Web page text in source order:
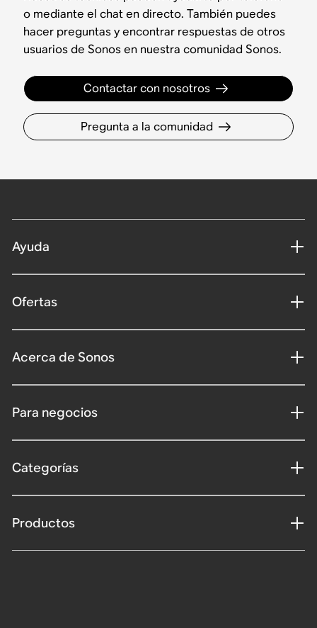
o mediante el chat en directo. También puedes
hacer preguntas y encontrar respuestas de otros
usuarios de Sonos en nuestra comunidad Sonos.
Contactar con nosotros
Pregunta a la comunidad
Ayuda
Ofertas
Acerca de Sonos
Para negocios
Categorías
Productos